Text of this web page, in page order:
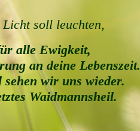
soll leuchten,
alle Ewigkeit,
an deine Lebenszeit.
wir uns wieder.
Waidmannsheil.